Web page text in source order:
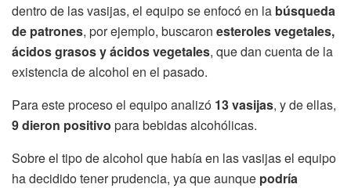
dentro de las vasijas, el equipo se enfocó en la búsqueda
de patrones, por ejemplo, buscaron esteroles vegetales,
ácidos grasos y ácidos vegetales, que dan cuenta de la
existencia de alcohol en el pasado.
Para este proceso el equipo analizó 13 vasijas, y de ellas,
9 dieron positivo para bebidas alcohólicas.
Sobre el tipo de alcohol que había en las vasijas el equipo
ha decidido tener prudencia, ya que aunque podría